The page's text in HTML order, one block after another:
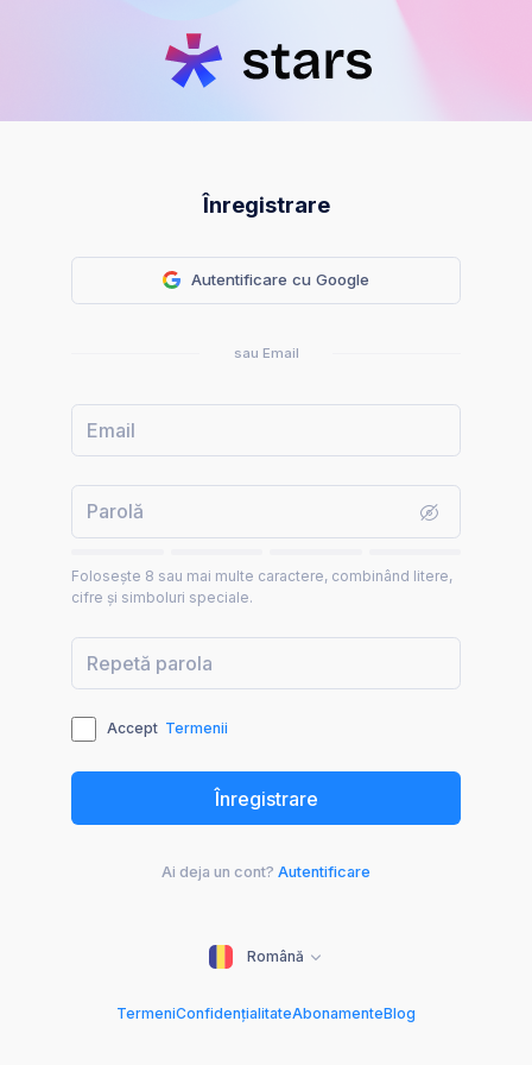
Înregistrare
Autentificare cu Google
sau Email
Folosește 8 sau mai multe caractere, combinând litere,
cifre și simboluri speciale.
Accept Termenii
Ai deja un cont? Autentificare
Română
TermeniConfidențialitateAbonamenteBlog